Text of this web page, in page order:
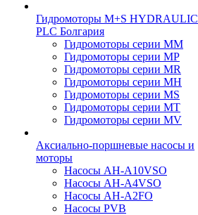
Гидромоторы M+S HYDRAULIC
PLC Болгария
Гидромоторы серии ММ
Гидромоторы серии МP
Гидромоторы серии МR
Гидромоторы серии МH
Гидромоторы серии МS
Гидромоторы серии МT
Гидромоторы серии МV
Аксиально-поршневые насосы и
моторы
Насосы AH-A10VSO
Насосы AH-A4VSO
Насосы AH-A2FO
Насосы PVB